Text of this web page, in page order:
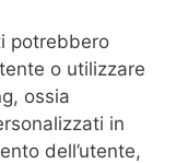
potrebbero
o utilizzare
ossia
in
dell’utente,